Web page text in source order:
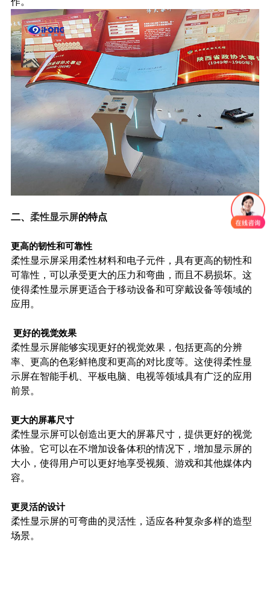
二、 柔性显示屏的特点
更高的韧性和可靠性
柔性显示屏采用柔性材料和电子元件，具有更高的韧性和
可靠性，可以承受更大的压力和弯曲，而且不易损坏。这
使得柔性显示屏更适合于移动设备和可穿戴设备等领域的
应用。
更好的视觉效果
柔性显示屏能够实现更好的视觉效果，包括更高的分辨
率、更高的色彩鲜艳度和更高的对比度等。这使得柔性显
示屏在智能手机、平板电脑、电视等领域具有广泛的应用
前景。
更大的屏幕尺寸
柔性显示屏可以创造出更大的屏幕尺寸，提供更好的视觉
体验。它可以在不增加设备体积的情况下，增加显示屏的
大小，使得用户可以更好地享受视频、游戏和其他媒体内
容。
更灵活的设计
柔性显示屏的可弯曲的灵活性，适应各种复杂多样的造型
场景。